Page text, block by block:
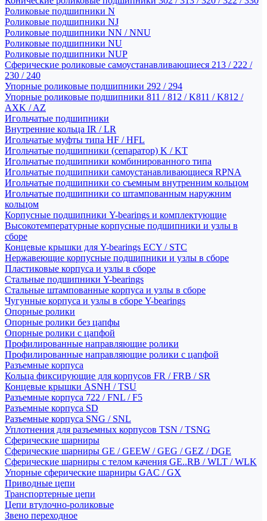
Роликовые подшипники N
Роликовые подшипники NJ
Роликовые подшипники NN / NNU
Роликовые подшипники NU
Роликовые подшипники NUP
Сферические роликовые самоустанавливающиеся 213 / 222 /
230 / 240
Упорные роликовые подшипники 292 / 294
Упорные роликовые подшипники 811 / 812 / K811 / K812 /
AXK / AZ
Игольчатые подшипники
Внутренние кольца IR / LR
Игольчатые муфты типа HF / HFL
Игольчатые подшипники (сепаратор) K / KT
Игольчатые подшипники комбинированного типа
Игольчатые подшипники самоустанавливающиеся RPNA
Игольчатые подшипники со съемным внутренним кольцом
Игольчатые подшипники со штампованным наружним
кольцом
Корпусные подшипники Y-bearings и комплектующие
Высокотемпературные корпусные подшипники и узлы в
сборе
Концевые крышки для Y-bearings ECY / STC
Нержавеющие корпусные подшипники и узлы в сборе
Пластиковые корпуса и узлы в сборе
Стальные подшипники Y-bearings
Стальные штампованные корпуса и узлы в сборе
Чугунные корпуса и узлы в сборе Y-bearings
Опорные ролики
Опорные ролики без цапфы
Опорные ролики с цапфой
Профилированные направляющие ролики
Профилированные направляющие ролики с цапфой
Разъемные корпуса
Кольца фиксирующие для корпусов FR / FRB / SR
Концевые крышки ASNH / TSU
Разъемные корпуса 722 / FNL / F5
Разъемные корпуса SD
Разъемные корпуса SNG / SNL
Уплотнения для разъемных корпусов TSN / TSNG
Сферические шарниры
Сферические шарниры GE / GEEW / GEG / GEZ / DGE
Сферические шарниры с телом качения GE..RB / WLT / WLK
Упорные сферические шарниры GAC / GX
Приводные цепи
Транспортерные цепи
Цепи втулочно-роликовые
Звено переходное